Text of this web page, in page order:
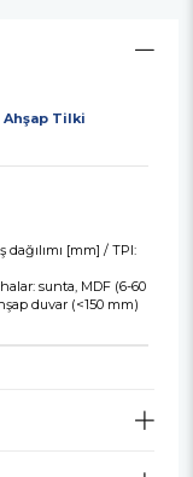
Ahşap Tilki
dağılımı [mm] / TPI:
sunta, MDF (6-60
duvar (<150 mm)